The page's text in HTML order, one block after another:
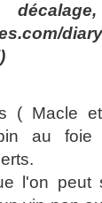
( Macle
au
l'on peut